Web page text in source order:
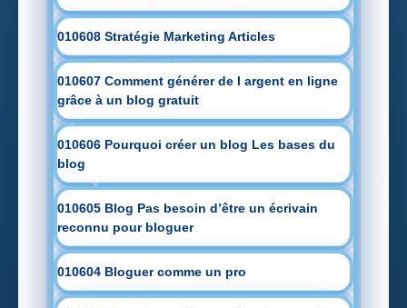
010608 Stratégie Marketing Articles
010607 Comment générer de l argent en ligne
grâce à un blog gratuit
010606 Pourquoi créer un blog Les bases du
blog
010605 Blog Pas besoin d’être un écrivain
reconnu pour bloguer
010604 Bloguer comme un pro